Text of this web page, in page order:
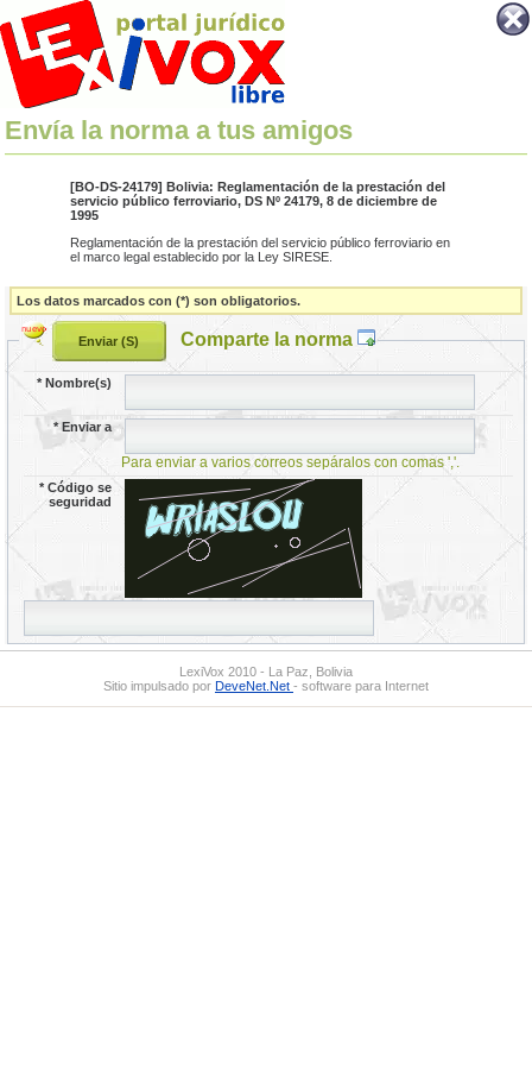
Envía la norma a tus amigos
[BO-DS-24179] Bolivia: Reglamentación de la prestación del
servicio público ferroviario, DS Nº 24179, 8 de diciembre de
1995
Reglamentación de la prestación del servicio público ferroviario en
el marco legal establecido por la Ley SIRESE.
Los datos marcados con (*) son obligatorios.
Comparte la norma
*Nombre(s)
*Enviar a
Para enviar a varios correos sepáralos con comas ','.
*Código se
seguridad
LexiVox 2010 - La Paz, Bolivia
Sitio impulsado por DeveNet.Net - software para Internet